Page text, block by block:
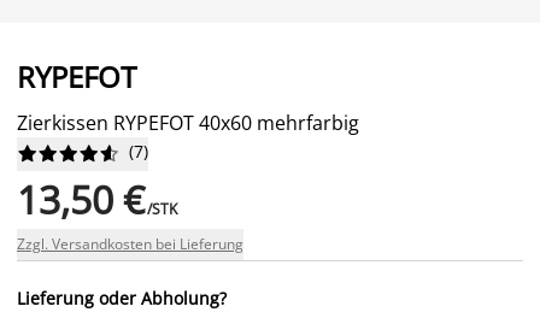
RYPEFOT
Zierkissen RYPEFOT 40x60 mehrfarbig





 (7)
13,50 €/STK
Zzgl. Versandkosten bei Lieferung
Lieferung oder Abholung?